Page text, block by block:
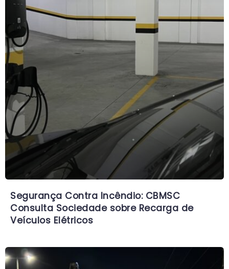
Segurança Contra Incêndio: CBMSC
Consulta Sociedade sobre Recarga de
Veículos Elétricos